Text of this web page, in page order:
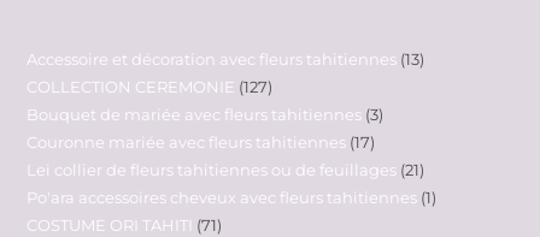
Accessoire et décoration avec fleurs tahitiennes 13
COLLECTION CEREMONIE 127
Bouquet de mariée avec fleurs tahitiennes 3
Couronne mariée avec fleurs tahitiennes 17
Lei collier de fleurs tahitiennes ou de feuillages 21
Po'ara accessoires cheveux avec fleurs tahitiennes 1
COSTUME ORI TAHITI
71